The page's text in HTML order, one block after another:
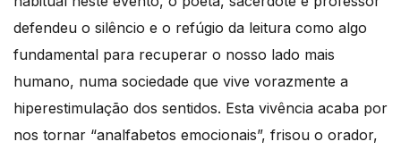
defendeu o silêncio e o refúgio da leitura como algo
fundamental para recuperar o nosso lado mais
humano, numa sociedade que vive vorazmente a
hiperestimulação dos sentidos. Esta vivência acaba por
nos tornar “analfabetos emocionais”, frisou o orador,